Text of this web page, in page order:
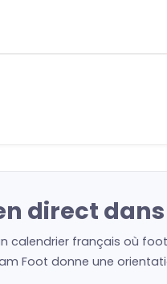
direct
calendrier français où
Foot donne une